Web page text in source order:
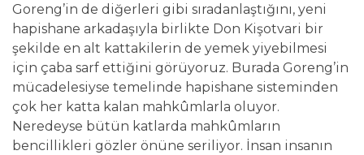
Goreng’in de diğerleri gibi sıradanlaştığını, yeni
hapishane arkadaşıyla birlikte Don Kişotvari bir
şekilde en alt kattakilerin de yemek yiyebilmesi
için çaba sarf ettiğini görüyoruz. Burada Goreng’in
mücadelesiyse temelinde hapishane sisteminden
çok her katta kalan mahkûmlarla oluyor.
Neredeyse bütün katlarda mahkûmların
bencillikleri gözler önüne seriliyor. İnsan insanın